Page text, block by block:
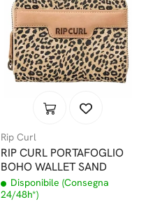
Rip Curl
RIP CURL PORTAFOGLIO
BOHO WALLET SAND
Disponibile (Consegna
24/48h*)